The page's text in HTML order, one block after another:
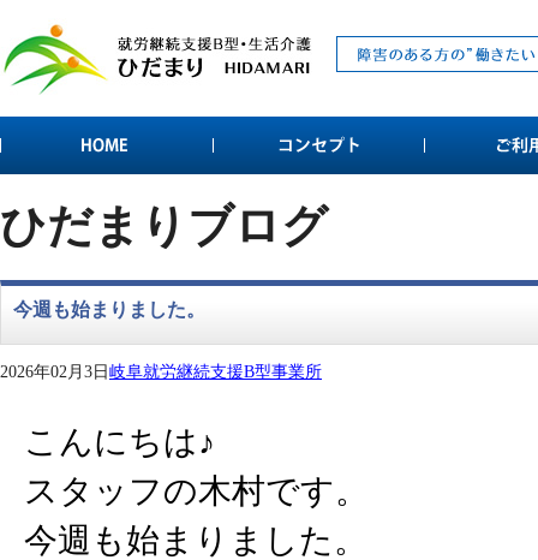
ひだまりブログ
今週も始まりました。
2026年02月3日岐阜就労継続支援B型事業所
こんにちは♪
スタッフの木村です。
今週も始まりました。